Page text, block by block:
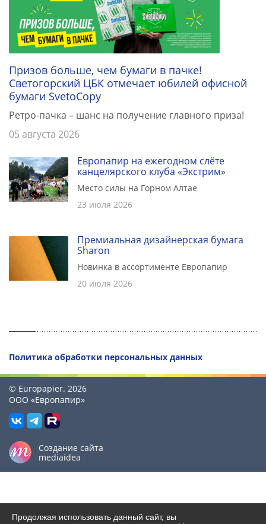
Призов больше, чем бумаги в пачке!
Светогорский ЦБК отмечает юбилей офисной
бумаги SvetoCopy
Ретро-пачка – шанс на получение главного приза!
05 августа 2026
Европапир на ежегодном слёте
канцелярского клуба «Экстрим»
Место силы на Горном Алтае
23 июля 2026
Премиальная дизайнерская бумага
Sharon
Новинка в ассортименте Европапир
20 июля 2026
Политика обработки персональных данных
© Europapier. 2026
ООО «Европапир»
Создание сайта
mediaidea
Продолжая использовать данный сайт, вы